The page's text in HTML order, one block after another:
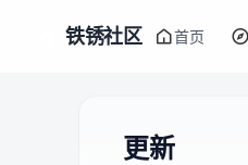
铁锈社区 首页
更新